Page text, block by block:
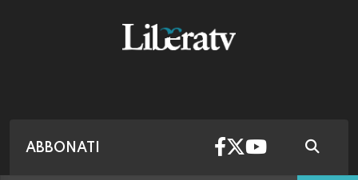
ABBONATI